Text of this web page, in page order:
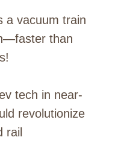
a vacuum train
than
tech in near-
revolutionize
rail